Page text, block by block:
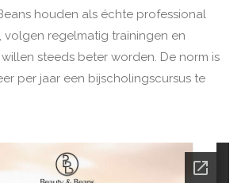
houden als échte professional
volgen regelmatig trainingen en
steeds beter worden. De norm is
per jaar een bijscholingscursus te